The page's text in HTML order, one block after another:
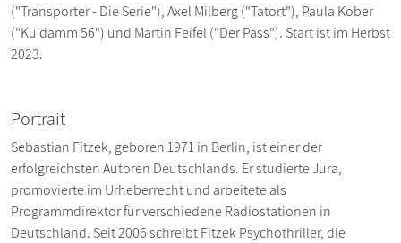
("Transporter - Die Serie"), Axel Milberg ("Tatort"), Paula Kober
("Ku'damm 56") und Martin Feifel ("Der Pass"). Start ist im Herbst
2023.
Portrait
Sebastian Fitzek, geboren 1971 in Berlin, ist einer der
erfolgreichsten Autoren Deutschlands. Er studierte Jura,
promovierte im Urheberrecht und arbeitete als
Programmdirektor für verschiedene Radiostationen in
Deutschland. Seit 2006 schreibt Fitzek Psychothriller, die